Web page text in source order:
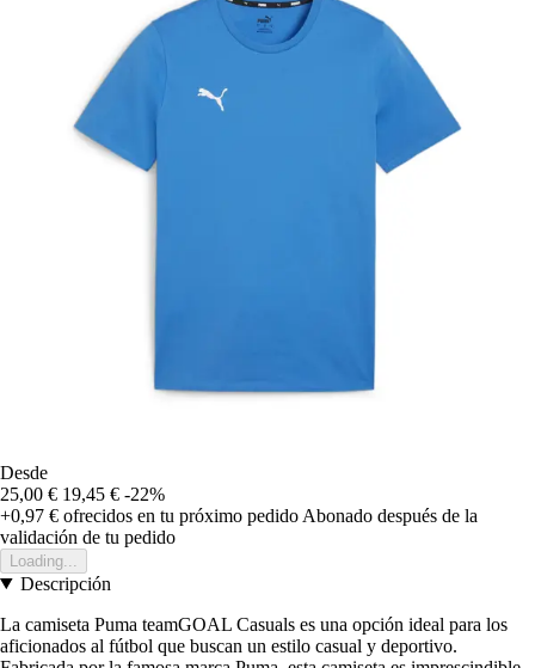
Desde
25,00 € 19,45 € -22%
+0,97 € ofrecidos en tu próximo pedido Abonado después de la
validación de tu pedido
Loading...
Descripción
La camiseta Puma teamGOAL Casuals es una opción ideal para los
aficionados al fútbol que buscan un estilo casual y deportivo.